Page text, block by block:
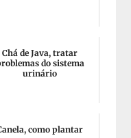
Chá de Java, tratar
do sistema
urinário
como plantar